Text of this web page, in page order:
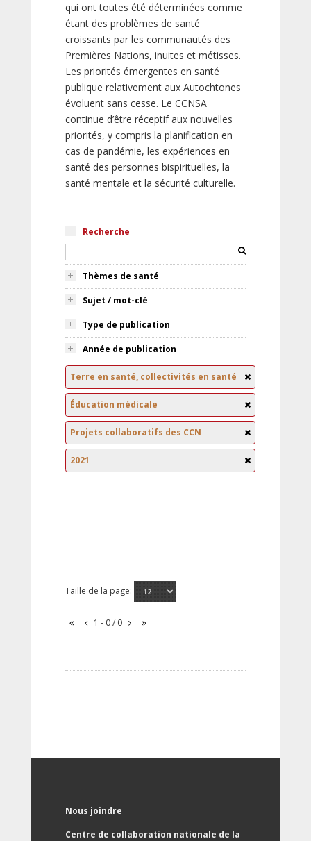
qui ont toutes été déterminées comme
étant des problèmes de santé
croissants par les communautés des
Premières Nations, inuites et métisses.
Les priorités émergentes en santé
publique relativement aux Autochtones
évoluent sans cesse. Le CCNSA
continue d’être réceptif aux nouvelles
priorités, y compris la planification en
cas de pandémie, les expériences en
santé des personnes bispirituelles, la
santé mentale et la sécurité culturelle.
Recherche
Thèmes de santé
Sujet / mot-clé
Type de publication
Année de publication
Terre en santé, collectivités en santé
Éducation médicale
Projets collaboratifs des CCN
2021
Taille de la page:
1 - 0 / 0
Nous joindre
Centre de collaboration nationale de la